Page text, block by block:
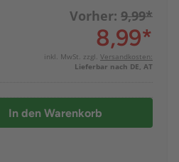
Vorher: 9,99*
8,99*
inkl. MwSt. zzgl. Versandkosten:
Lieferbar nach DE, AT
In den Warenkorb